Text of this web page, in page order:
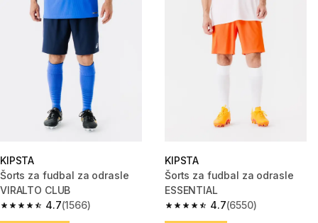
KIPSTA
Šorts za fudbal za odrasle
VIRALTO CLUB
4.7
4.7 od 5 zvezdica from 1566 Recenzije
(1566)
KIPSTA
Šorts za fudbal za odrasle
ESSENTIAL
4.7
4.7 od 5 zvezdica from 6550
(6550)